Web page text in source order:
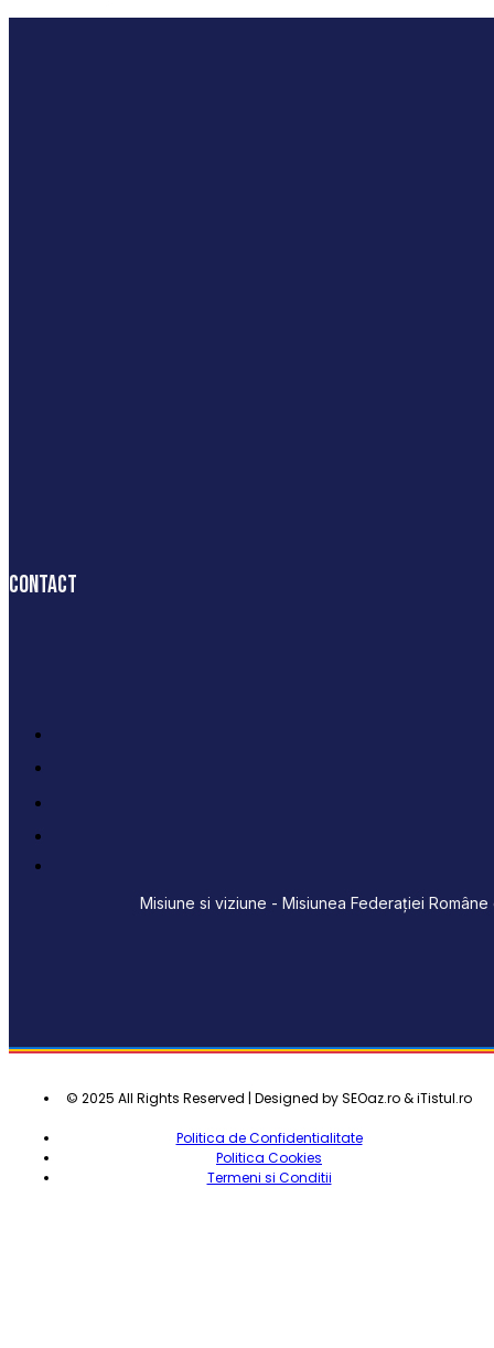
Contact
Misiune si viziune - Misiunea Federației
© 2025 All Rights Reserved | Designed by SEOaz.ro & iTistul.ro
Politica de Confidentialitate
Politica Cookies
Termeni si Conditii